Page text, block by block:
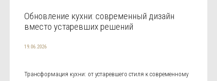
Обновление кухни: современный дизайн
вместо устаревших решений
19.06.2026
Трансформация кухни: от устаревшего стиля к современному